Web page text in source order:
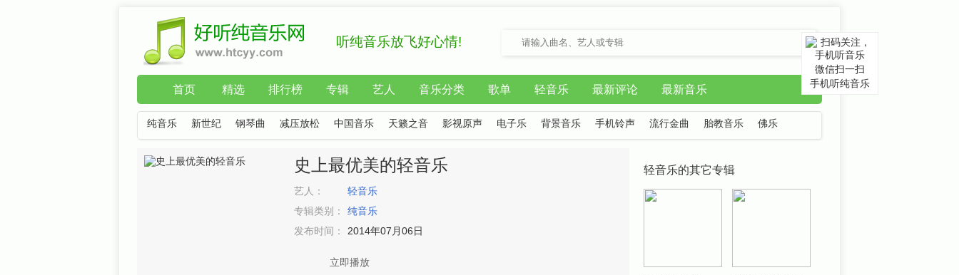
听纯音乐放飞好心情!
首页 精选 排行榜 专辑 艺人 音乐分类 歌单 轻音乐 最新评论 最新音乐
纯音乐 新世纪 钢琴曲 减压放松 中国音乐 天籁之音 影视原声 电子乐 背景音乐 手机铃声 流行金曲 胎教音乐 佛乐
史上最优美的轻音乐
艺人：
轻音乐
专辑类别：
纯音乐
发布时间：
2014年07月06日
立即播放
轻音乐的其它专辑
微信扫一扫
手机听纯音乐